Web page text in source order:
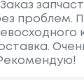
проблем.